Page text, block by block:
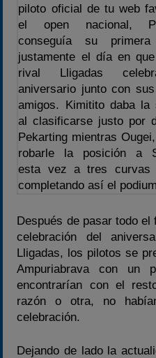
piloto oficial de tu web
el open nacional,
conseguía su
justamente el día en
rival Lligadas
aniversario junto con
amigos. Kimitito daba la
al clasificarse justo por
Pekarting mientras
robarle la posición a
esta vez a tres curvas
completando así el
Después de pasar todo
celebración del
Lligadas, los pilotos se
Ampuriabrava con un
encontrarían con el
razón o otra, no
celebración.
Dejando de lado la